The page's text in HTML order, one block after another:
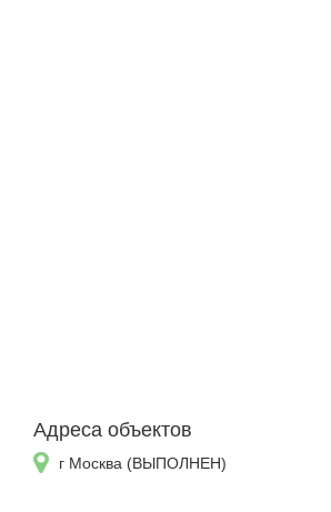
Адреса объектов
г Москва (ВЫПОЛНЕН)